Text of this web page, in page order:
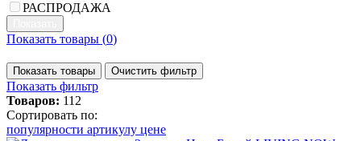
РАСПРОДАЖА
Показать товары (0)
Показать товары Очистить фильтр
Показать фильтр
Товаров: 112
Сортировать по:
популярности артикулу цене